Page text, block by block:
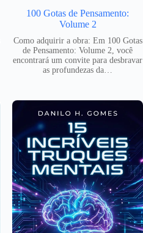
100 Gotas de Pensamento:
Volume 2
Como adquirir a obra: Em 100 Gotas
de Pensamento: Volume 2, você
encontrará um convite para desbravar
as profundezas da…